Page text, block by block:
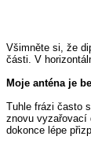
Všimněte si, že
části. V
Moje anténa je
Tuhle frázi často
znovu vyzařovací
dokonce lépe